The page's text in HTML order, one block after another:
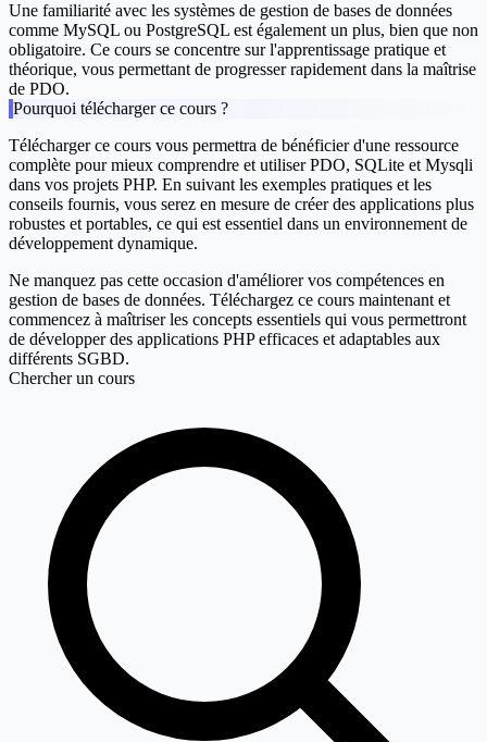
Une familiarité avec les systèmes de gestion de bases de données
comme MySQL ou PostgreSQL est également un plus, bien que non
obligatoire. Ce cours se concentre sur l'apprentissage pratique et
théorique, vous permettant de progresser rapidement dans la maîtrise
de PDO.
Pourquoi télécharger ce cours ?
Télécharger ce cours vous permettra de bénéficier d'une ressource
complète pour mieux comprendre et utiliser PDO, SQLite et Mysqli
dans vos projets PHP. En suivant les exemples pratiques et les
conseils fournis, vous serez en mesure de créer des applications plus
robustes et portables, ce qui est essentiel dans un environnement de
développement dynamique.
Ne manquez pas cette occasion d'améliorer vos compétences en
gestion de bases de données. Téléchargez ce cours maintenant et
commencez à maîtriser les concepts essentiels qui vous permettront
de développer des applications PHP efficaces et adaptables aux
différents SGBD.
Chercher un cours